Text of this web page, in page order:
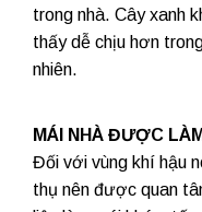
trong nhà. Cây xanh
thấy dễ chịu hơn
nhiên.
MÁI NHÀ ĐƯỢC
Đối với vùng khí hậu
thụ nên được quan